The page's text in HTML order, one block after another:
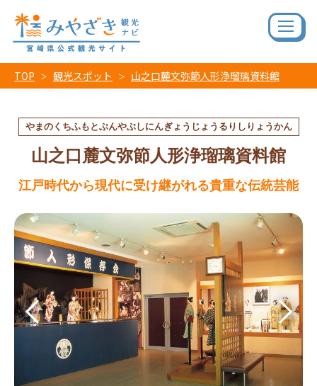
TOP 観光スポット 山之口麓文弥節人形浄瑠璃資料館
やまのくちふもとぶんやぶしにんぎょうじょうるりしりょうかん
山之口麓文弥節人形浄瑠璃資料館
江戸時代から現代に受け継がれる貴重な伝統芸能